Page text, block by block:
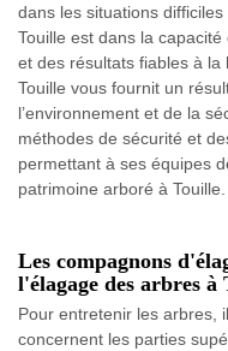
dans les situations
Touille est dans la
et des résultats fiables à
Touille vous fournit un
l’environnement et de la
méthodes de sécurité et
permettant à ses équipes
patrimoine arboré à Touille.
Les compagnons
l'élagage des arbres à
Pour entretenir les arbres,
concernent les parties